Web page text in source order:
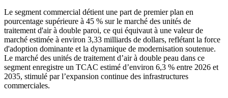
Le segment commercial détient une part de premier plan en
pourcentage supérieure à 45 % sur le marché des unités de
traitement d'air à double paroi, ce qui équivaut à une valeur de
marché estimée à environ 3,33 milliards de dollars, reflétant la force
d'adoption dominante et la dynamique de modernisation soutenue.
Le marché des unités de traitement d’air à double peau dans ce
segment enregistre un TCAC estimé d’environ 6,3 % entre 2026 et
2035, stimulé par l’expansion continue des infrastructures
commerciales.